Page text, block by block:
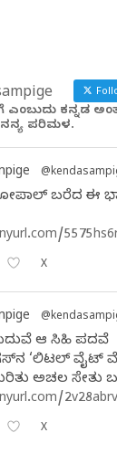
ಎಂಬುದು ಕನ್ನಡ
ಪರಿಮಳ.
ಬರೆದ ಈ
X
ಆ ಸಿಹಿ ಪದವೆ
‘ಲಿಟಲ್ ವೈಟ್
ಅಚಲ ಸೇತು
X